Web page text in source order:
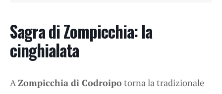
Sagra di Zompicchia: la
cinghialata
AZompicchia di Codroipo torna la tradizionale